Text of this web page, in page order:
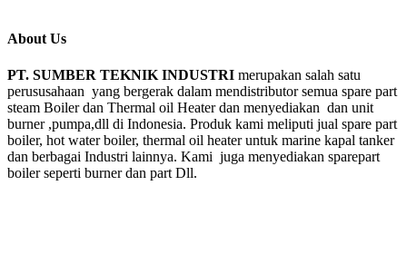
About Us
PT. SUMBER TEKNIK INDUSTRI merupakan salah satu
perususahaan yang bergerak dalam mendistributor semua spare part
steam Boiler dan Thermal oil Heater dan menyediakan dan unit
burner ,pumpa,dll di Indonesia. Produk kami meliputi jual spare part
boiler, hot water boiler, thermal oil heater untuk marine kapal tanker
dan berbagai Industri lainnya. Kami juga menyediakan sparepart
boiler seperti burner dan part Dll.